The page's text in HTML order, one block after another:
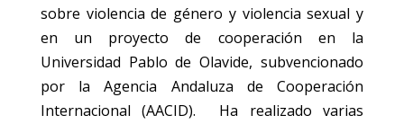
sobre violencia de género y violencia sexual y
en un proyecto de cooperación en la
Universidad Pablo de Olavide, subvencionado
por la Agencia Andaluza de Cooperación
Internacional (AACID). Ha realizado varias